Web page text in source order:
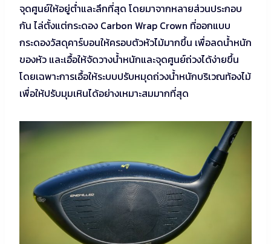
จุดศูนย์ให้อยู่ต่ำและลึกที่สุด โดยมาจากหลายส่วนประกอบ
กัน ไล่ตั้งแต่กระดอง Carbon Wrap Crown ที่ออกแบบ
กระดองวัสดุคาร์บอนให้ครอบตัวหัวไม้มากขึ้น เพื่อลดน้ำหนัก
ของหัว และเอื้อให้จัดวางน้ำหนักและจุดศูนย์ถ่วงได้ง่ายขึ้น
โดยเฉพาะการเอื้อให้ระบบปรับหมุดถ่วงน้ำหนักบริเวณท้องไม้
เพื่อให้ปรับมุมเหินได้อย่างเหมาะสมมากที่สุด